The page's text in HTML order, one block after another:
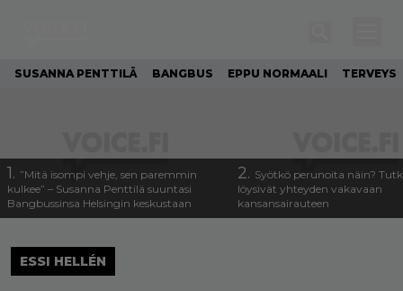
SUSANNA PENTTILÄ BANGBUS EPPU NORMAALI TERVEYS
1. ”Mitä isompi vehje, sen paremmin
kulkee” – Susanna Penttilä suuntasi
Bangbussinsa Helsingin keskustaan
2. Syötkö perunoita näin?
löysivät yhteyden vakavaan
kansansairauteen
ESSI HELLÉN